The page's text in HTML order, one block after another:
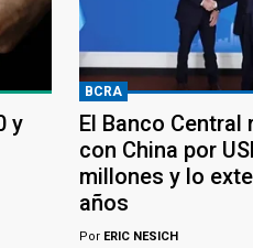
y
BCRA
El Banco Central
con China por
millones y lo
años
Por ERIC NESICH